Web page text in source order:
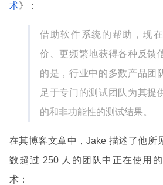
术》：
借助软件系统的帮助，现
价、更频繁地获得各种反馈
的是，行业中的多数产品团
足于专门的测试团队为其提
的和非功能性的测试结果。
在其博客文章中，Jake 描述了他所
数超过 250 人的团队中正在使用
术：